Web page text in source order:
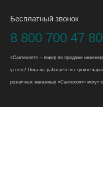
Бесплатный звонок
8 800 700 47 80
«Сантехопт» – лидер по продаже
успеть! Пока вы работаете и строите
розничных магазинах «Сантехопт» могут